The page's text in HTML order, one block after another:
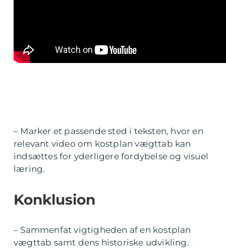
– Marker et passende sted i teksten, hvor en
relevant video om kostplan vægttab kan
indsættes for yderligere fordybelse og visuel
læring.
Konklusion
– Sammenfat vigtigheden af en kostplan
vægttab samt dens historiske udvikling.